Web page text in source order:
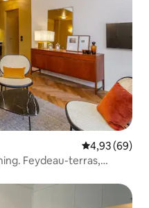
Gemiddelde
4,93 (69)
Feydeau-terras,